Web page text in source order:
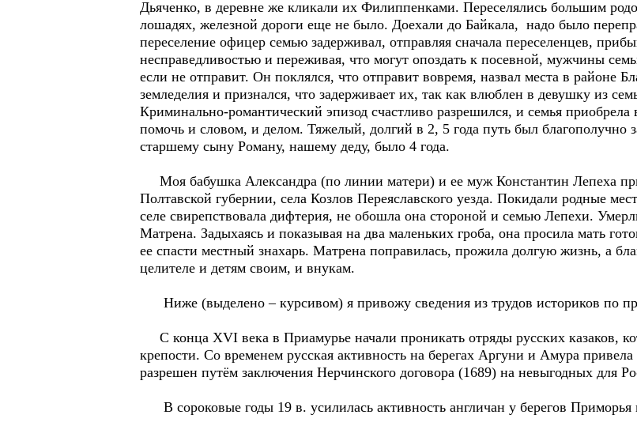
Дьяченко, в деревне же кликали их Филиппенками. Переселялись большим
лошадях, железной дороги еще не было. Доехали до Байкала, надо было
переселение офицер семью задерживал, отправляя сначала переселенцев,
несправедливостью и переживая, что могут опоздать к посевной, мужчины
если не отправит. Он поклялся, что отправит вовремя, назвал места в районе
земледелия и признался, что задерживает их, так как влюблен в девушку из
Криминально-романтический эпизод счастливо разрешился, и семья приобрела
помочь и словом, и делом. Тяжелый, долгий в 2, 5 года путь был благополучно
старшему сыну Роману, нашему деду, было 4 года.
Моя бабушка Александра (по линии матери) и ее муж Константин Лепеха
Полтавской губернии, села Козлов Переяславского уезда. Покидали родные
селе свирепствовала дифтерия, не обошла она стороной и семью Лепехи.
Матрена. Задыхаясь и показывая на два маленьких гроба, она просила мать
ее спасти местный знахарь. Матрена поправилась, прожила долгую жизнь, а
целителе и детям своим, и внукам.
Ниже (выделено – курсивом) я привожу сведения из трудов историков по
С конца XVI века в Приамурье начали проникать отряды русских казаков,
крепости. Со временем русская активность на берегах Аргуни и Амура
разрешен путём заключения Нерчинского договора (1689) на невыгодных для
В сороковые годы 19 в. усилилась активность англичан у берегов Приморья